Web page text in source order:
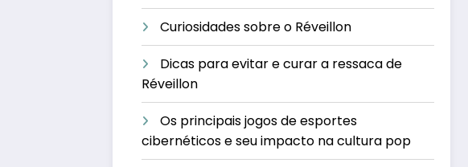
Curiosidades sobre o Réveillon
Dicas para evitar e curar a ressaca de
Réveillon
Os principais jogos de esportes
cibernéticos e seu impacto na cultura pop